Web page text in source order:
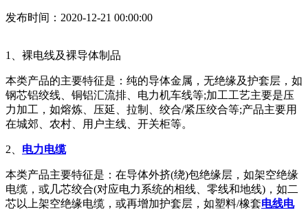
发布时间：2020-12-21 00:00:00
1、裸电线及裸导体制品
本类产品的主要特征是：纯的导体金属，无绝缘及护套层，如
钢芯铝绞线、铜铝汇流排、电力机车线等;加工工艺主要是压
力加工，如熔炼、压延、拉制、绞合/紧压绞合等;产品主要用
在城郊、农村、用户主线、开关柜等。
2、 电力电缆
本类产品主要特征是：在导体外挤(绕)包绝缘层，如架空绝缘
电缆，或几芯绞合(对应电力系统的相线、零线和地线)，如二
芯以上架空绝缘电缆，或再增加护套层，如塑料/橡套电线电